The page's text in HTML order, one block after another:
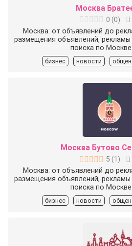
Москва
0 (0)
Москва: от объявлений до
размещения объявлений, рекламы
поиска по
бизнес новости
Москва Бутово
5 (1 )
Москва: от объявлений до
размещения объявлений, рекламы
поиска по
бизнес новости